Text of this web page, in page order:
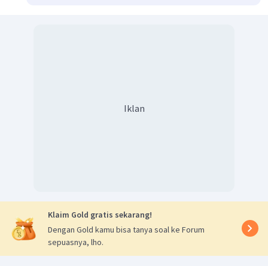
Iklan
Klaim Gold gratis sekarang!
Dengan Gold kamu bisa tanya soal ke Forum
sepuasnya, lho.